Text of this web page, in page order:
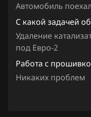
Iran Khodro
Isuzu
Iveco
JAC
Автомобиль
С какой задачей
Удаление
под Евро-2
Работа с
Никаких проблем